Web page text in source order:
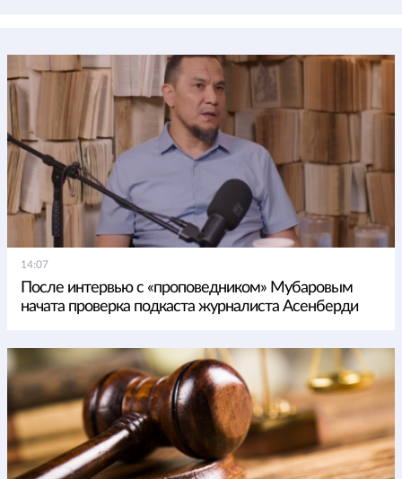
14:07
После интервью с «проповедником» Мубаровым
начата проверка подкаста журналиста Асенберди